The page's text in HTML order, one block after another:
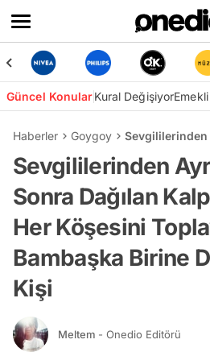
Güncel KonularKural DeğişiyorEmekli
Haberler Goygoy Sevgililerinden
Sevgililerinden
Sonra Dağılan
Her Köşesini
Bambaşka Birine
Kişi
Meltem - Onedio Editörü